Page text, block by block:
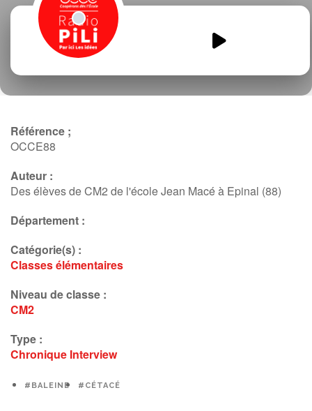
JM-News-podcast-01-
Référence ;
OCCE88
Auteur :
Des élèves de CM2 de l'école Jean Macé à Epinal (88)
Département :
Catégorie(s) :
Classes élémentaires
Niveau de classe :
CM2
Type :
Chronique Interview
#BALEINE #CÉTACÉ